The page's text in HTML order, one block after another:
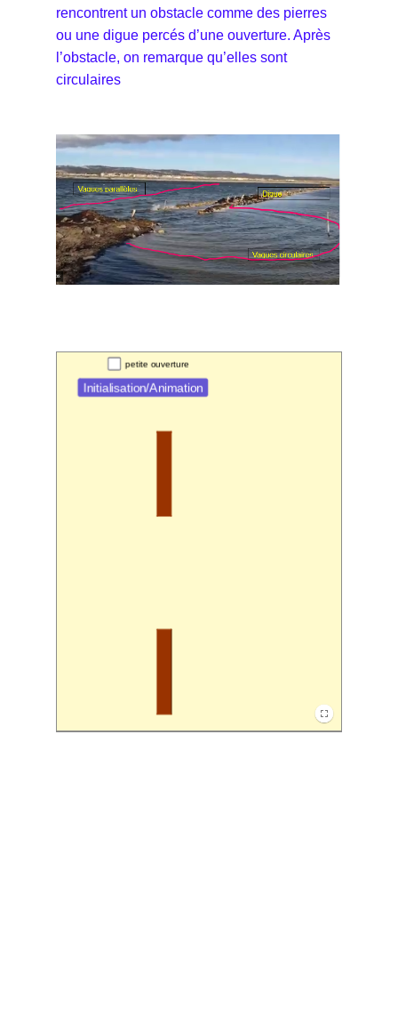
rencontrent un obstacle comme des pierres
ou une digue percés d’une ouverture. Après
l’obstacle, on remarque qu’elles sont
circulaires